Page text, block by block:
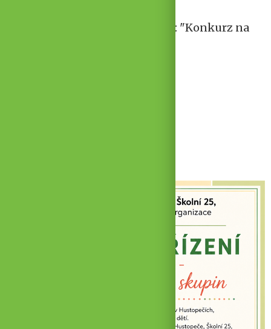
Obálku označte heslem: "Konkurz na